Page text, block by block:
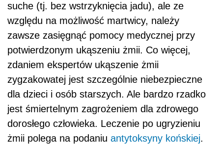
suche (tj. bez wstrzyknięcia jadu), ale ze
względu na możliwość martwicy, należy
zawsze zasięgnąć pomocy medycznej przy
potwierdzonym ukąszeniu żmii. Co więcej,
zdaniem ekspertów ukąszenie żmii
zygzakowatej jest szczególnie niebezpieczne
dla dzieci i osób starszych. Ale bardzo rzadko
jest śmiertelnym zagrożeniem dla zdrowego
dorosłego człowieka. Leczenie po ugryzieniu
żmii polega na podaniu antytoksyny końskiej.